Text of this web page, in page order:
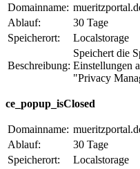
Domainname:
Ablauf:
30 Tage
Speicherort:
Localstorage
Beschreibung:
Speichert die
Einstellungen
"Privacy
ce_popup_isClosed
Domainname:
Ablauf:
30 Tage
Speicherort:
Localstorage